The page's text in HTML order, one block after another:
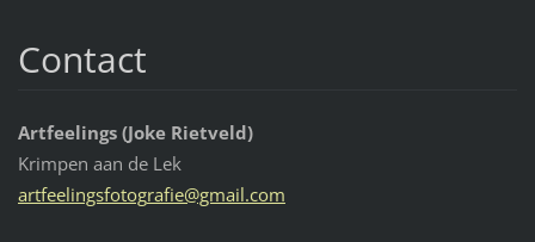
Contact
Artfeelings (Joke Rietveld)
Krimpen aan de Lek
artfeelingsfotografie@gmail.com